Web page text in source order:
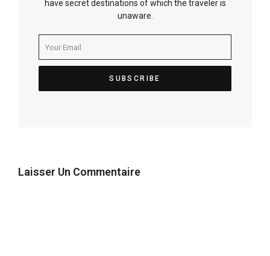
have secret destinations of which the traveler is
unaware.
Laisser Un Commentaire